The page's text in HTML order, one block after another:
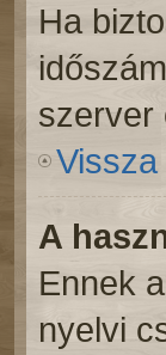
Ha
szerver
A
Ennek
nyelvi